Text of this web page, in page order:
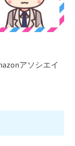
アソシエイ